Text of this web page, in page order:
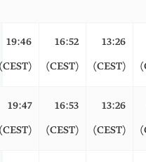
13:26
(CEST)
16:52
(CEST)
19:46
(CEST)
13:26
(CEST)
16:53
(CEST)
19:47
(CEST)